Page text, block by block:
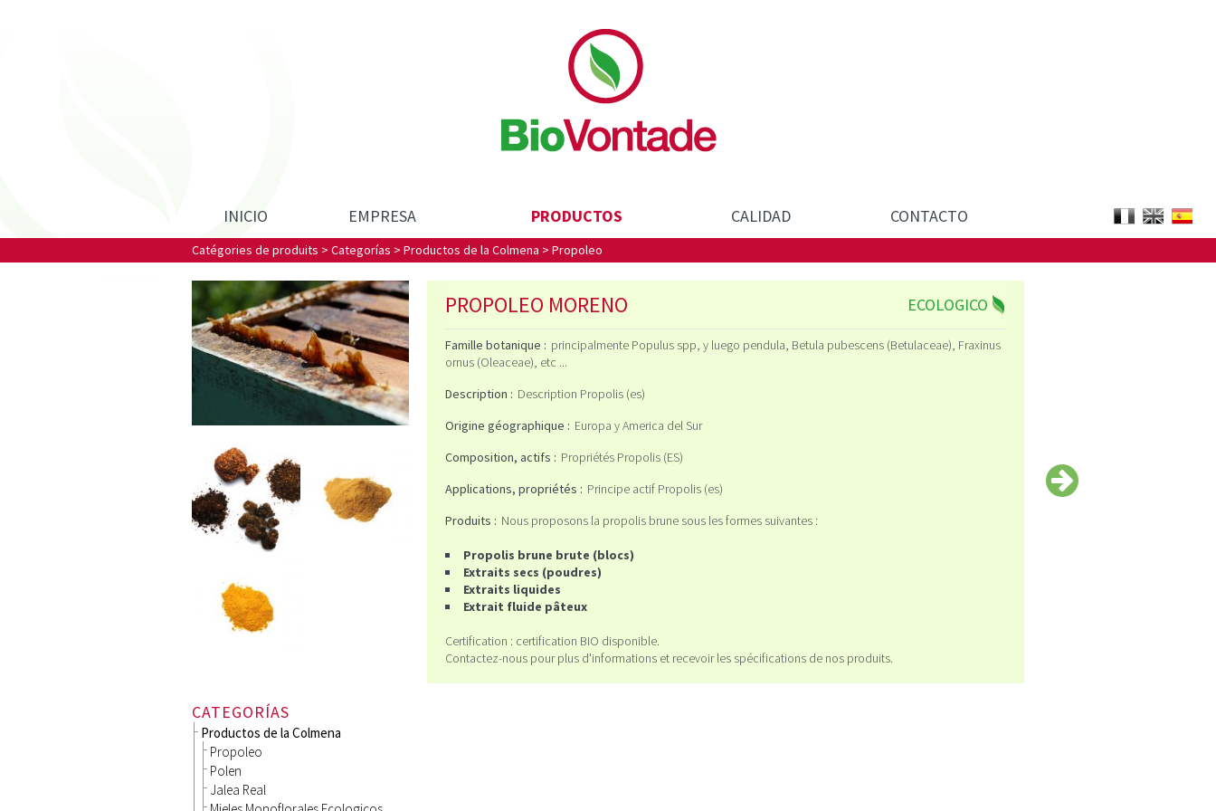
Biovontade
ES
EN
FR
INICIO EMPRESA PRODUCTOS CALIDAD CONTACTO
Catégories de produits > Categorías > Productos de la Colmena > Propoleo
PROPOLEO MORENO ECOLOGICO
Famille botanique : principalmente Populus spp, y luego pendula, Betula pubescens (Betulaceae), Fraxinus
ornus (Oleaceae), etc ...
Description : Description Propolis (es)
Origine géographique : Europa y America del Sur
Composition, actifs : Propriétés Propolis (ES)
Applications, propriétés : Principe actif Propolis (es)
Produits : Nous proposons la propolis brune sous les formes suivantes :
Propolis brune brute (blocs)
Extraits secs (poudres)
Extraits liquides
Extrait fluide pâteux
Certification : certification BIO disponible.
Contactez-nous pour plus d'informations et recevoir les spécifications de nos produits.
CATEGORÍAS
Productos de la Colmena
Propoleo
Polen
Jalea Real